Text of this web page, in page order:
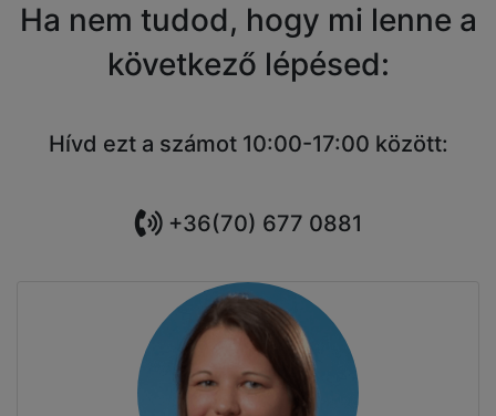
Ha nem tudod, hogy mi lenne a
következő lépésed:
Hívd ezt a számot 10:00-17:00 között:
+36(70) 677 0881